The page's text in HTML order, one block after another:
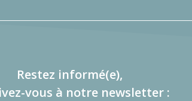
Restez informé(e),
vous à notre newsletter :